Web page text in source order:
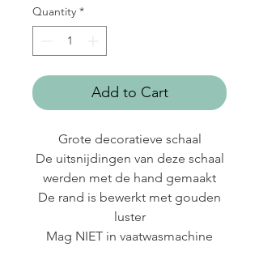
Quantity *
Add to Cart
Grote decoratieve schaal
De uitsnijdingen van deze schaal
werden met de hand gemaakt
De rand is bewerkt met gouden
luster
Mag NIET in vaatwasmachine